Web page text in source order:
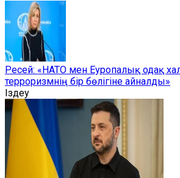
Ресей: «НАТО мен Еуропалық одақ
терроризмнің бір бөлігіне айналды»
Іздеу